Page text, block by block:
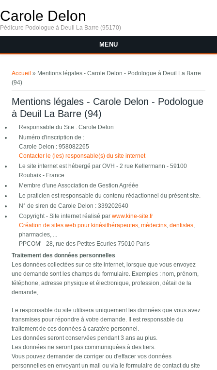
Carole Delon
Pédicure Podologue à Deuil La Barre (95170)
MENU
Accueil » Mentions légales - Carole Delon - Podologue à Deuil La Barre
(94)
Mentions légales - Carole Delon - Podologue
à Deuil La Barre (94)
Responsable du Site : Carole Delon
Numéro d'inscription de :
Carole Delon : 958082265
Contacter le (les) responsable(s) du site internet
Le site internet est hébergé par OVH - 2 rue Kellermann - 59100
Roubaix - France
Membre d'une Association de Gestion Agréée
Le praticien est responsable du contenu rédactionnel du présent site.
N° de siren de Carole Delon : 339202640
Copyright - Site internet réalisé parwww.kine-site.fr
Création de sites web pour kinésithérapeutes,médecins,dentistes,
pharmacies, ...
PPCOM' - 28, rue des Petites Ecuries 75010 Paris
Traitement des données personnelles
Les données collectées sur ce site internet, lorsque que vous envoyez
une demande sont les champs du formulaire. Exemples : nom, prénom,
téléphone, adresse physique et électronique, profession, détail de la
demande,...
Le responsable du site utilisera uniquement les données que vous avez
transmises pour répondre à votre demande. Il est responsable du
traitement de ces données à caratère personnel.
Les données seront conservées pendant 3 ans au plus.
Les données ne seront pas communiquées à des tiers.
Vous pouvez demander de corriger ou d'effacer vos données
personnelles en envoyant un mail ou via le formulaire de contact du site